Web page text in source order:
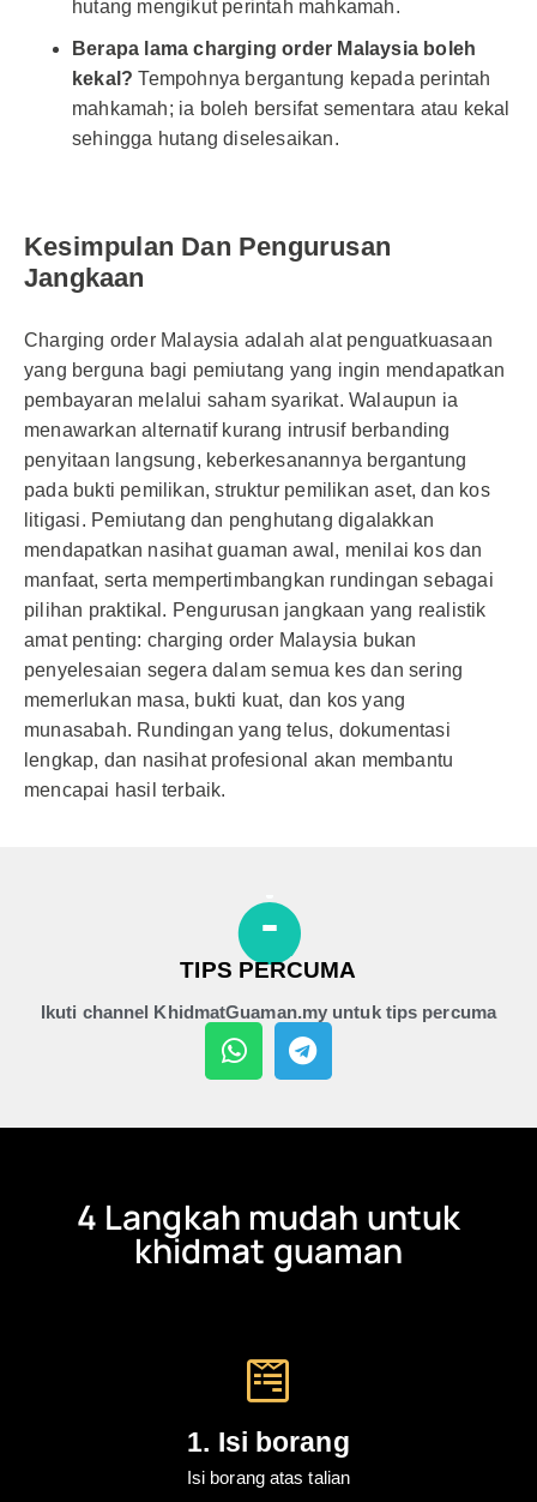
hutang mengikut perintah mahkamah.
Berapa lama charging order Malaysia boleh
kekal? Tempohnya bergantung kepada perintah
mahkamah; ia boleh bersifat sementara atau kekal
sehingga hutang diselesaikan.
Kesimpulan Dan Pengurusan
Jangkaan
Charging order Malaysia adalah alat penguatkuasaan
yang berguna bagi pemiutang yang ingin mendapatkan
pembayaran melalui saham syarikat. Walaupun ia
menawarkan alternatif kurang intrusif berbanding
penyitaan langsung, keberkesanannya bergantung
pada bukti pemilikan, struktur pemilikan aset, dan kos
litigasi. Pemiutang dan penghutang digalakkan
mendapatkan nasihat guaman awal, menilai kos dan
manfaat, serta mempertimbangkan rundingan sebagai
pilihan praktikal. Pengurusan jangkaan yang realistik
amat penting: charging order Malaysia bukan
penyelesaian segera dalam semua kes dan sering
memerlukan masa, bukti kuat, dan kos yang
munasabah. Rundingan yang telus, dokumentasi
lengkap, dan nasihat profesional akan membantu
mencapai hasil terbaik.
TIPS PERCUMA
Ikuti channel KhidmatGuaman.my untuk tips percuma
4 Langkah mudah untuk
khidmat guaman
1. Isi borang
Isi borang atas talian